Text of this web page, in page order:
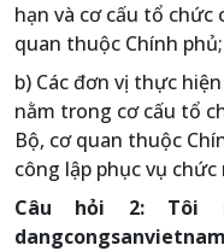
hạn và cơ cấu tổ chức
quan thuộc Chính phủ;
b) Các đơn vị thực
nằm trong cơ cấu tổ
Bộ, cơ quan thuộc
công lập phục vụ
Câu hỏi 2: Tôi